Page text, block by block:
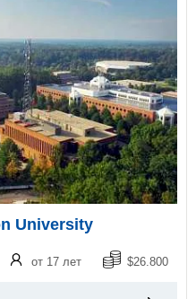
University
от 17 лет $26.800